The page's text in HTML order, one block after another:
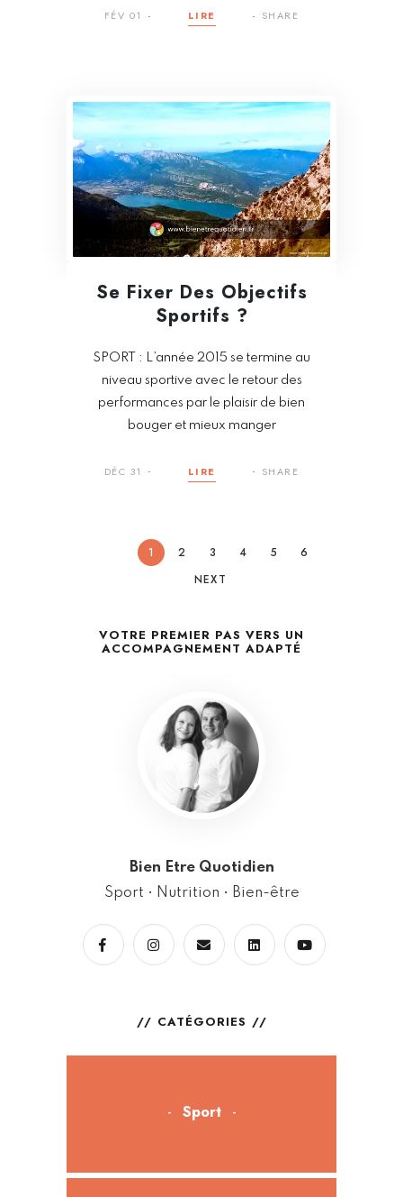
FÉV 01 LIRE SHARE
Se Fixer Des Objectifs
Sportifs ?
SPORT : L’année 2015 se termine au
niveau sportive avec le retour des
performances par le plaisir de bien
bouger et mieux manger
DÉC 31 LIRE SHARE
1 2 3 4 5
6
NEXT
VOTRE PREMIER PAS VERS UN
ACCOMPAGNEMENT ADAPTÉ
Bien Etre Quotidien
Sport • Nutrition • Bien-être
CATÉGORIES
Sport